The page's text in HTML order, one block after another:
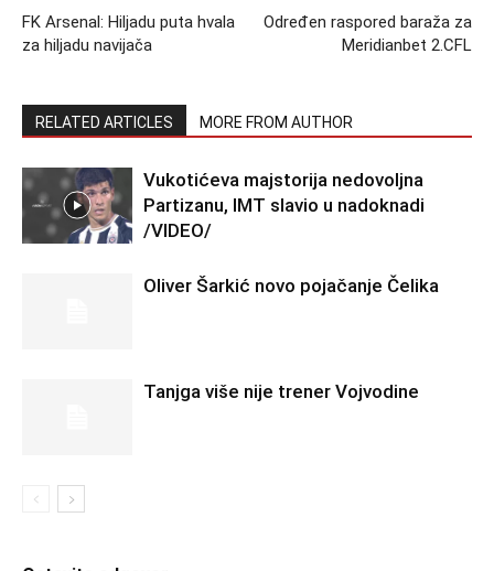
FK Arsenal: Hiljadu puta hvala
za hiljadu navijača
Određen raspored baraža za
Meridianbet 2.CFL
RELATED ARTICLES MORE FROM AUTHOR
Vukotićeva majstorija nedovoljna
Partizanu, IMT slavio u nadoknadi
/VIDEO/
Oliver Šarkić novo pojačanje Čelika
Tanjga više nije trener Vojvodine